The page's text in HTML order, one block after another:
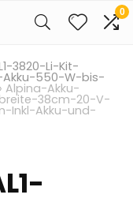
0
3820-Li-Kit-
550-W-bis-
Alpina-Akku-
38cm-20-V-
Inkl-Akku-und-